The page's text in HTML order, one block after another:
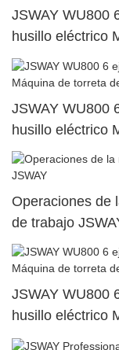
JSWAY WU800
husillo eléctrico
superior dual95
JSWAY WU800
husillo eléctrico
superior dual112
Operaciones de
de trabajo
JSWAY WU800
husillo eléctrico
superior dual53